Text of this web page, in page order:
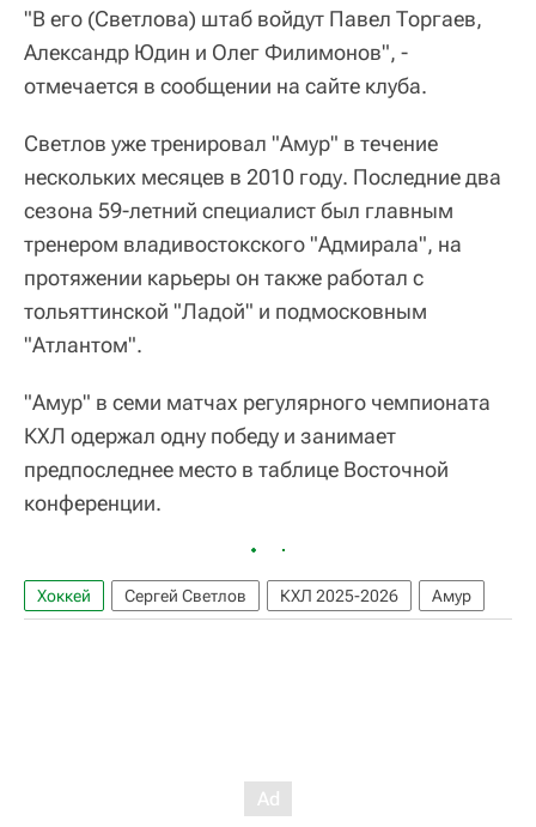
"В его (Светлова) штаб войдут Павел Торгаев,
Александр Юдин и Олег Филимонов", -
отмечается в сообщении на сайте клуба.
Светлов уже тренировал "Амур" в течение
нескольких месяцев в 2010 году. Последние два
сезона 59-летний специалист был главным
тренером владивостокского "Адмирала", на
протяжении карьеры он также работал с
тольяттинской "Ладой" и подмосковным
"Атлантом".
"Амур" в семи матчах регулярного чемпионата
КХЛ одержал одну победу и занимает
предпоследнее место в таблице Восточной
конференции.
Хоккей Сергей Светлов КХЛ 2025-2026 Амур